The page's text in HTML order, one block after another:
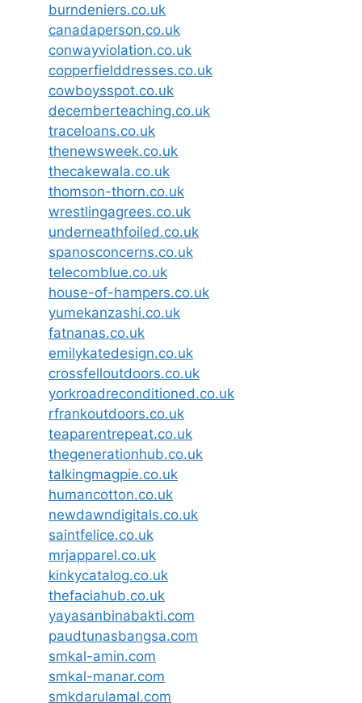
burndeniers.co.uk
canadaperson.co.uk
conwayviolation.co.uk
copperfielddresses.co.uk
cowboysspot.co.uk
decemberteaching.co.uk
traceloans.co.uk
thenewsweek.co.uk
thecakewala.co.uk
thomson-thorn.co.uk
wrestlingagrees.co.uk
underneathfoiled.co.uk
spanosconcerns.co.uk
telecomblue.co.uk
house-of-hampers.co.uk
yumekanzashi.co.uk
fatnanas.co.uk
emilykatedesign.co.uk
crossfelloutdoors.co.uk
yorkroadreconditioned.co.uk
rfrankoutdoors.co.uk
teaparentrepeat.co.uk
thegenerationhub.co.uk
talkingmagpie.co.uk
humancotton.co.uk
newdawndigitals.co.uk
saintfelice.co.uk
mrjapparel.co.uk
kinkycatalog.co.uk
thefaciahub.co.uk
yayasanbinabakti.com
paudtunasbangsa.com
smkal-amin.com
smkal-manar.com
smkdarulamal.com